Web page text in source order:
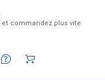
et commandez plus vite